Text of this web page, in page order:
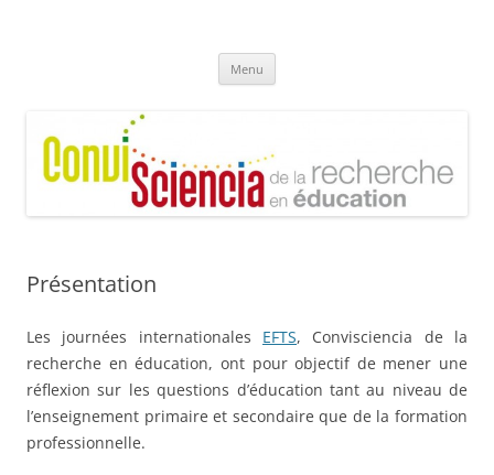
éducation
Menu
Présentation
Les journées internationales EFTS, Convisciencia de la
recherche en éducation, ont pour objectif de mener une
réflexion sur les questions d’éducation tant au niveau de
l’enseignement primaire et secondaire que de la formation
professionnelle.